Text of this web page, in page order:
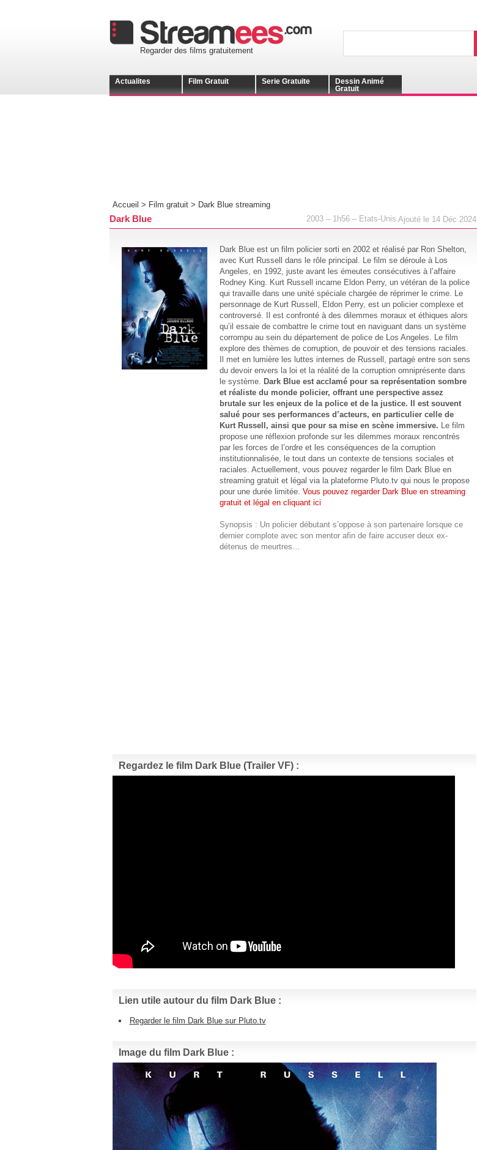
Regarder des films gratuitement
Actualites Film Gratuit Serie Gratuite
Dessin Animé
Gratuit
Accueil > Film gratuit> Dark Blue streaming
Dark Blue Ajouté le 14 Déc 2024
2003 – 1h56 – Etats-Unis
Dark Blue est un film policier sorti en 2002 et réalisé par Ron Shelton,
avec Kurt Russell dans le rôle principal. Le film se déroule à Los
Angeles, en 1992, juste avant les émeutes consécutives à l’affaire
Rodney King. Kurt Russell incarne Eldon Perry, un vétéran de la police
qui travaille dans une unité spéciale chargée de réprimer le crime. Le
personnage de Kurt Russell, Eldon Perry, est un policier complexe et
controversé. Il est confronté à des dilemmes moraux et éthiques alors
qu’il essaie de combattre le crime tout en naviguant dans un système
corrompu au sein du département de police de Los Angeles. Le film
explore des thèmes de corruption, de pouvoir et des tensions raciales.
Il met en lumière les luttes internes de Russell, partagé entre son sens
du devoir envers la loi et la réalité de la corruption omniprésente dans
le système. Dark Blue est acclamé pour sa représentation sombre
et réaliste du monde policier, offrant une perspective assez
brutale sur les enjeux de la police et de la justice. Il est souvent
salué pour ses performances d’acteurs, en particulier celle de
Kurt Russell, ainsi que pour sa mise en scène immersive. Le film
propose une réflexion profonde sur les dilemmes moraux rencontrés
par les forces de l’ordre et les conséquences de la corruption
institutionnalisée, le tout dans un contexte de tensions sociales et
raciales. Actuellement, vous pouvez regarder le film Dark Blue en
streaming gratuit et légal via la plateforme Pluto.tv qui nous le propose
pour une durée limitée. Vous pouvez regarder Dark Blue en streaming
gratuit et légal en cliquant ici
Synopsis : Un policier débutant s’oppose à son partenaire lorsque ce
dernier complote avec son mentor afin de faire accuser deux ex-
détenus de meurtres…
Regardez le film Dark Blue (Trailer VF) :
Lien utile autour du film Dark Blue :
Regarder le film Dark Blue sur Pluto.tv
Image du film Dark Blue :